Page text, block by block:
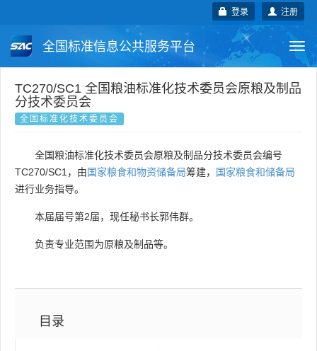
注册
登录
全国标准信息公共服务平台
国家标准 行业标准 地方标准
团体标准
国外标准 技术委员会
TC270/SC1 全国粮油标准化技术委员会原粮及制品
分技术委员会
全国标准化技术委员会
全国粮油标准化技术委员会原粮及制品分技术委员会编号
TC270/SC1，由国家粮食和物资储备局筹建，
国家粮食和储备局
进行业务指导。
本届届号第2届，现任秘书长郭伟群。
负责专业范围为原粮及制品等。
目录